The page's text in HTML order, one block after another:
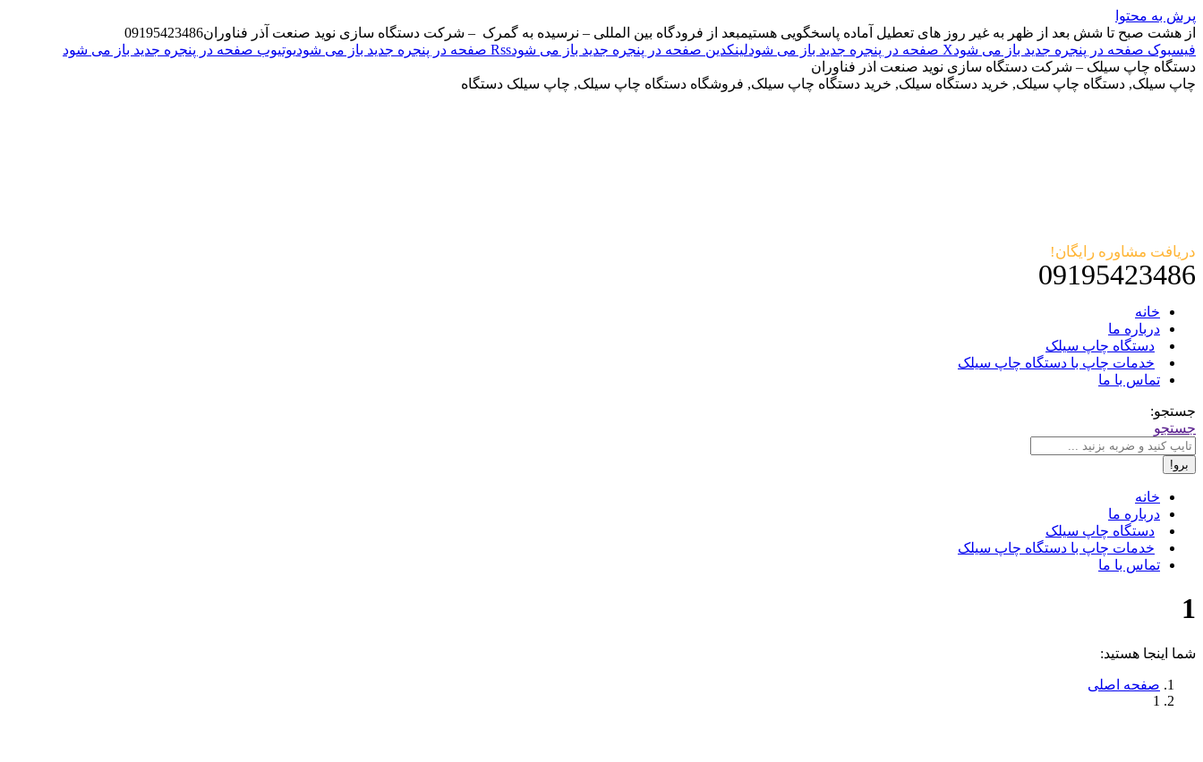
پرش به محتوا
از هشت صبح تا شش بعد از ظهر به غیر روز های تعطیل آماده پاسخگویی هستیمبعد از فرودگاه بین المللی – نرسیده به گمرک – شرکت دستگاه سازی نوید صنعت آذر فناوران09195423486
فیسبوک صفحه در پنجره جدید باز می شودX صفحه در پنجره جدید باز می شود لینکدین صفحه در پنجره جدید باز می شودRss صفحه در پنجره جدید باز می شود
یوتیوب صفحه در پنجره جدید باز می شود
دستگاه چاپ سیلک – شرکت دستگاه سازی نوید صنعت اذر فناوران
چاپ سیلک, دستگاه چاپ سیلک, خرید دستگاه سیلک, خرید دستگاه چاپ سیلک, فروشگاه دستگاه چاپ سیلک, چاپ سیلک دستگاه
دریافت مشاوره رایگان!
09195423486
خانه
درباره ما
دستگاه چاپ سیلک
خدمات چاپ با دستگاه چاپ سیلک
تماس با ما
جستجو:
جستجو
خانه
درباره ما
دستگاه چاپ سیلک
خدمات چاپ با دستگاه چاپ سیلک
تماس با ما
1
شما اینجا هستید:
صفحه اصلی
1